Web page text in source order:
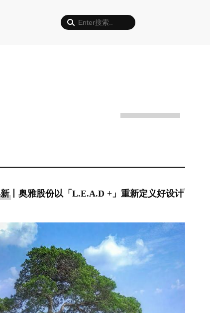
丨奥雅股份以「L.E.A.D +」重新定义好设计#